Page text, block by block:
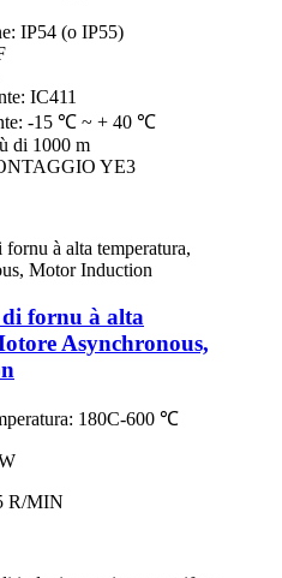
IP54 (o IP55)
IC411
-15 ℃ ~ + 40 ℃
di 1000 m
YE3
fornu à alta
Asynchronous,
180C-600 ℃
R/MIN